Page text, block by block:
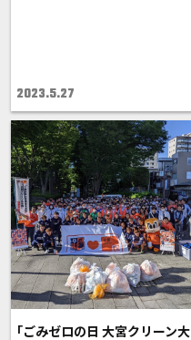
2023.5.27
｢ごみゼロの日 大宮クリーン大